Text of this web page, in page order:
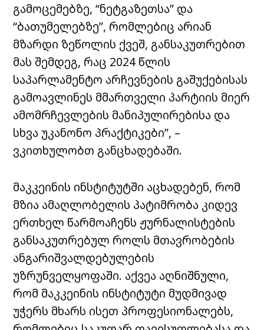
გამოცემებზე, “ნეტგაზეთსა” და
“ბათუმელებზე”, რომლებიც არიან
მზარდი ზეწოლის ქვეშ, განსაკუთრებით
მას შემდეგ, რაც 2024 წლის
საპარლამენტო არჩევნების გაშუქებისას
გამოავლინეს მმართველი პარტიის მიერ
ამომრჩევლების მანიპულირებისა და
სხვა უკანონო პრაქტიკები”, –
ვკითხულობთ განცხადებაში.
მაკკეინის ინსტიტუტში აცხადებენ, რომ
მზია ამაღლობელის პატიმრობა კიდევ
ერთხელ წარმოაჩენს ჟურნალისტების
განსაკუთრებულ როლს მთავრობების
ანგარიშვალდებულების
უზრუნველყოფაში. აქვეა აღნიშნული,
რომ მაკკეინის ინსტიტუტი მუდმივად
უჭერს მხარს ისეთ პროფესიონალებს,